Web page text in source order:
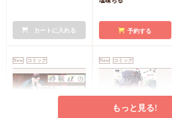
店舗共通特典ペーパー
初版限定カメラロール
カートに入れる 予約する
New コミック New コミック
もっと見る!